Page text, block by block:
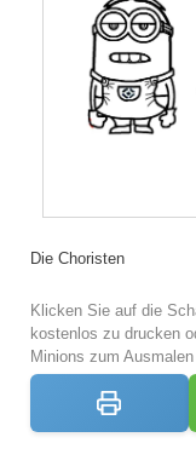
Die Choristen
Klicken Sie auf die
kostenlos zu drucken
Minions zum Ausmalen